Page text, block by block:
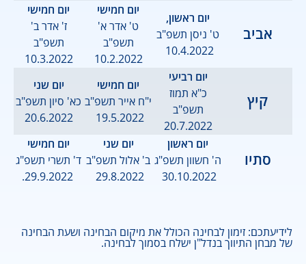
אביב
יום ראשון,
ט' ניסן תשפ"ב
10.4.2022
יום חמישי
ט' אדר א'
תשפ"ב
10.2.2022
יום חמישי
ז' אדר ב'
תשפ"ב
10.3.2022
קיץ
יום רביעי
כ"א תמוז
תשפ"ב
20.7.2022
יום חמישי
י"ח אייר תשפ"ב
19.5.2022
יום שני
כא' סיון תשפ"ב
20.6.2022
סתיו
יום ראשון
ה' חשוון תשפ"ג
30.10.2022
יום שני
ב' אלול תשפ"ב
29.8.2022
יום חמישי
ד' תשרי תשפ"ג
29.9.2022.
לידיעתכם: זימון לבחינה הכולל את מיקום הבחינה ושעת הבחינה
של מבחן התיווך בנדל"ן ישלח בסמוך לבחינה.